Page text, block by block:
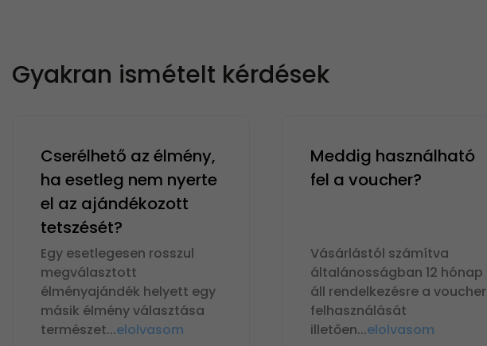
Gyakran ismételt kérdések
Cserélhető az élmény,
ha esetleg nem nyerte
el az ajándékozott
tetszését?
Egy esetlegesen rosszul
megválasztott
élményajándék helyett egy
másik élmény választása
természet...elolvasom
Meddig használható
fel a voucher?
Vásárlástól számítva
általánosságban 12 hónap
áll rendelkezésre a voucher
felhasználását
illetően...elolvasom